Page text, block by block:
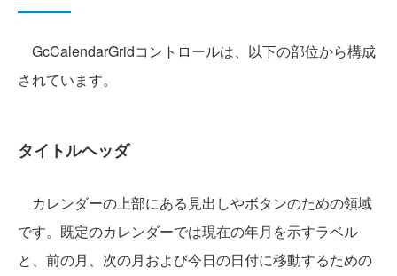
GcCalendarGridコントロールは、以下の部位から構成
されています。
タイトルヘッダ
カレンダーの上部にある見出しやボタンのための領域
です。既定のカレンダーでは現在の年月を示すラベル
と、前の月、次の月および今日の日付に移動するための